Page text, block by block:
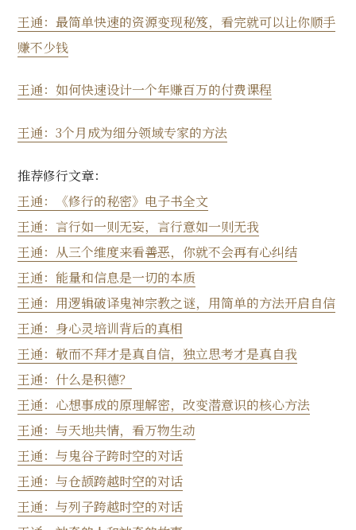
王通：最简单快速的资源变现秘笈，看完就可以让你顺手
赚不少钱
王通：如何快速设计一个年赚百万的付费课程
王通：3个月成为细分领域专家的方法
推荐修行文章：
王通：《修行的秘密》电子书全文
王通：言行如一则无妄，言行意如一则无我
王通：从三个维度来看善恶，你就不会再有心纠结
王通：能量和信息是一切的本质
王通：用逻辑破译鬼神宗教之谜，用简单的方法开启自信
王通：身心灵培训背后的真相
王通：敬而不拜才是真自信，独立思考才是真自我
王通：什么是积德？
王通：心想事成的原理解密，改变潜意识的核心方法
王通：与天地共情，看万物生动
王通：与鬼谷子跨时空的对话
王通：与仓颉跨越时空的对话
王通：与列子跨越时空的对话